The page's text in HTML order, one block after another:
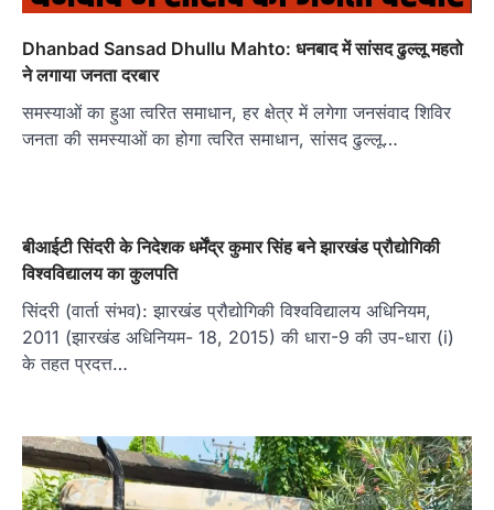
Dhanbad Sansad Dhullu Mahto: धनबाद में सांसद ढुल्लू महतो
ने लगाया जनता दरबार
समस्याओं का हुआ त्वरित समाधान, हर क्षेत्र में लगेगा जनसंवाद शिविर
जनता की समस्याओं का होगा त्वरित समाधान, सांसद ढुल्लू…
बीआईटी सिंदरी के निदेशक धर्मेंद्र कुमार सिंह बने झारखंड प्रौद्योगिकी
विश्वविद्यालय का कुलपति
सिंदरी (वार्ता संभव): झारखंड प्रौद्योगिकी विश्वविद्यालय अधिनियम,
2011 (झारखंड अधिनियम- 18, 2015) की धारा-9 की उप-धारा (i)
के तहत प्रदत्त…